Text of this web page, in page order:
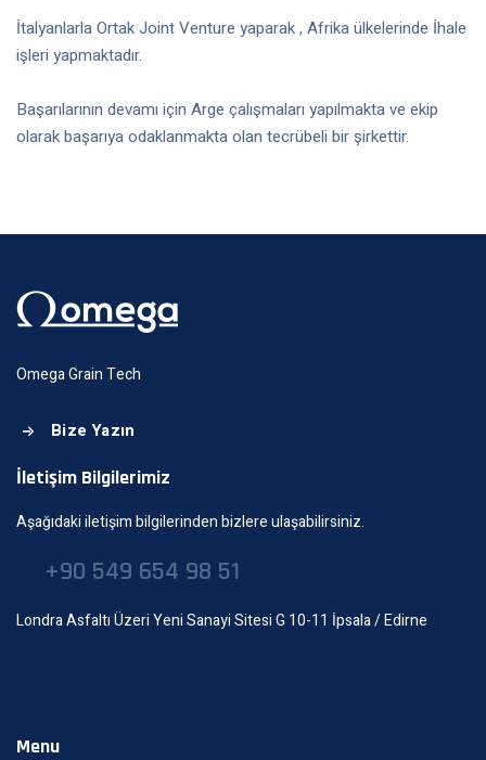
İtalyanlarla Ortak Joint Venture yaparak , Afrika ülkelerinde İhale
işleri yapmaktadır.
Başarılarının devamı için Arge çalışmaları yapılmakta ve ekip
olarak başarıya odaklanmakta olan tecrübeli bir şirkettir.
Omega Grain Tech
Bize Yazın
İletişim Bilgilerimiz
Aşağıdaki iletişim bilgilerinden bizlere ulaşabilirsiniz.
+90 549 654 98 51
Londra Asfaltı Üzeri Yeni Sanayi Sitesi G 10-11 İpsala / Edirne
Menu